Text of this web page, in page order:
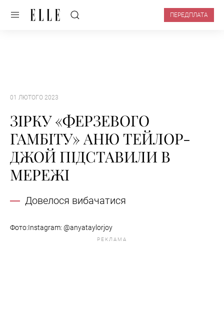
ПЕРЕДПЛАТА
01 ЛЮТОГО 2023
ЗІРКУ «ФЕРЗЕВОГО
ГАМБІТУ» АНЮ ТЕЙЛОР-
ДЖОЙ ПІДСТАВИЛИ В
МЕРЕЖІ
Довелося вибачатися
Фото:Instagram: @anyataylorjoy
РЕКЛАМА